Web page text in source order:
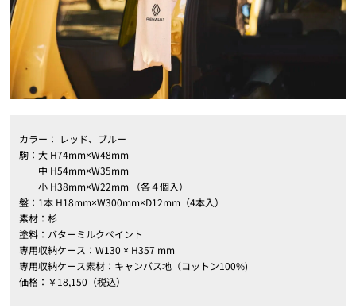
カラー： レッド、ブルー
駒：大 H74mm×W48mm
中 H54mm×W35mm
小 H38mm×W22mm （各４個入）
盤：1本 H18mm×W300mm×D12mm（4本入）
素材：杉
塗料：バターミルクペイント
専用収納ケース：W130 × H357 mm
専用収納ケース素材：キャンバス地（コットン100%)
価格：￥18,150（税込）